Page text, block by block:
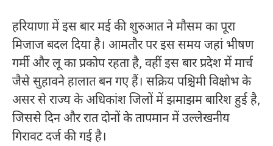
हरियाणा में इस बार मई की शुरुआत ने मौसम का पूरा
मिजाज बदल दिया है। आमतौर पर इस समय जहां भीषण
गर्मी और लू का प्रकोप रहता है, वहीं इस बार प्रदेश में मार्च
जैसे सुहावने हालात बन गए हैं। सक्रिय पश्चिमी विक्षोभ के
असर से राज्य के अधिकांश जिलों में झमाझम बारिश हुई है,
जिससे दिन और रात दोनों के तापमान में उल्लेखनीय
गिरावट दर्ज की गई है।